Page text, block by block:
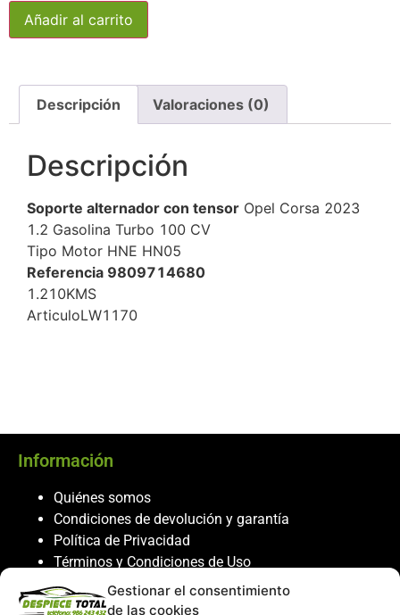
Gestionar el consentimiento
de las cookies
Añadir al carrito
Descripción Valoraciones (0)
Descripción
Soporte alternador con tensor Opel Corsa 2023
1.2 Gasolina Turbo 100 CV
Tipo Motor HNE HN05
Referencia 9809714680
1.210KMS
ArticuloLW1170
Información
Quiénes somos
Condiciones de devolución y garantía
Política de Privacidad
Términos y Condiciones de Uso
Política de Cookies